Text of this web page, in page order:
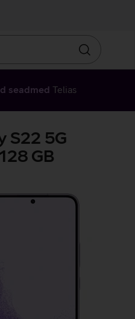
Otsin
seadmed Telias
S22 5G
GB